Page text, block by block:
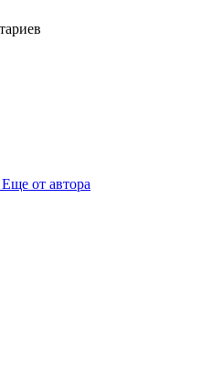
Еще от автора